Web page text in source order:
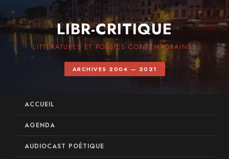
LIBR-CRITIQUE
LITTÉRATURES ET POÉSIES CONTEMPORAINES
ARCHIVES 2004 — 2021
ACCUEIL
AGENDA
AUDIOCAST POÉTIQUE